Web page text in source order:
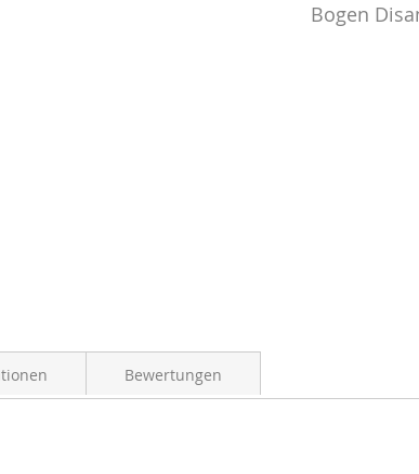
Bogen
Bewertungen